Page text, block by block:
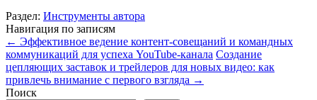
Раздел: Инструменты автора
Навигация по записям
← Эффективное ведение контент-совещаний и командных
коммуникаций для успеха YouTube-канала Создание
цепляющих заставок и трейлеров для новых видео: как
привлечь внимание с первого взгляда →
Поиск